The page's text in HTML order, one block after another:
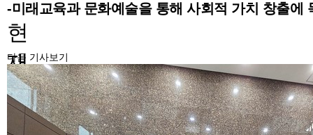
이용안내
-미래교육과 문화예술을 통해 사회적 가치 창출에
현
재
위
치
다음 기사보기